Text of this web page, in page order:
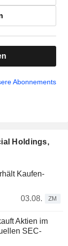
Abonnements
Holdings,
Kaufen-
03.08.
ZM
Aktien im
SEC-